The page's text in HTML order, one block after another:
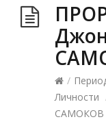
/
Личности
САМОКОВ